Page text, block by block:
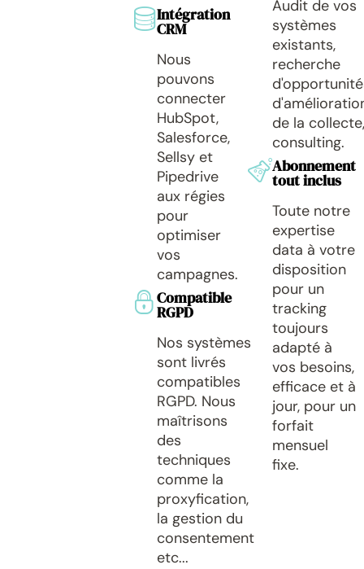
Intégration
CRM
Nous
pouvons
connecter
HubSpot,
Salesforce,
Sellsy et
Pipedrive
aux régies
pour
optimiser
vos
campagnes.
Compatible
RGPD
Nos systèmes
sont livrés
compatibles
RGPD. Nous
maîtrisons
des
techniques
comme la
proxyfication,
la gestion du
consentement
etc...
Audit de vos
systèmes
existants,
recherche
de la
consulting.
Abonnement
tout inclus
Toute notre
expertise
data à votre
disposition
pour un
tracking
toujours
adapté à
vos besoins,
efficace et à
jour, pour un
forfait
mensuel
fixe.